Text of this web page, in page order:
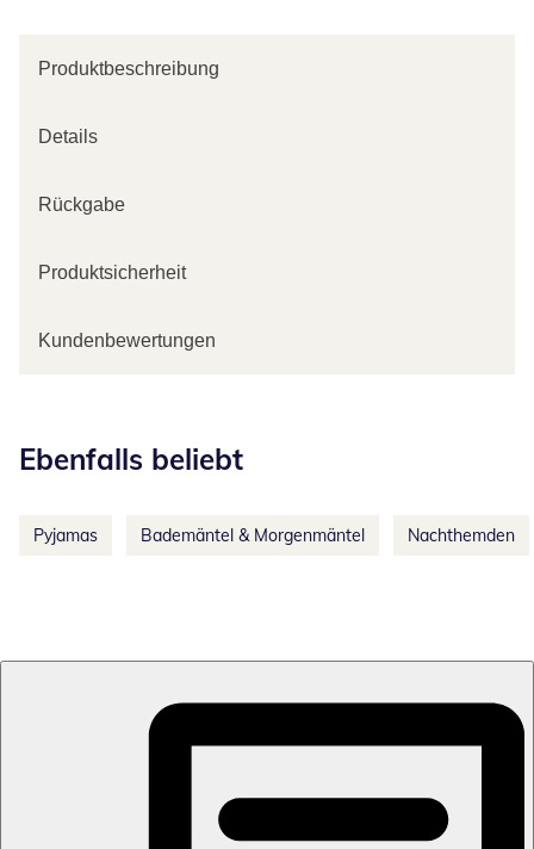
Produktbeschreibung
Details
Rückgabe
Produktsicherheit
Kundenbewertungen
Ebenfalls beliebt
Pyjamas Bademäntel & Morgenmäntel Nachthemden